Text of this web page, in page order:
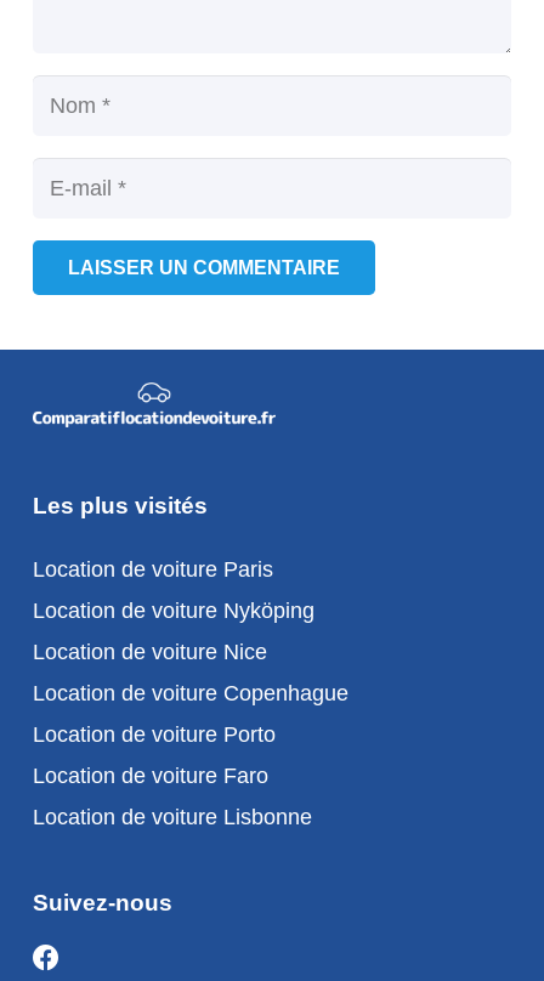
LAISSER UN COMMENTAIRE
Les plus visités
Location de voiture Paris
Location de voiture Nyköping
Location de voiture Nice
Location de voiture Copenhague
Location de voiture Porto
Location de voiture Faro
Location de voiture Lisbonne
Suivez-nous